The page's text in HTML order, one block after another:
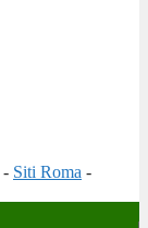
- Siti Roma -